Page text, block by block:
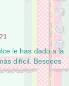
le has dado a la
difícil. Besooos